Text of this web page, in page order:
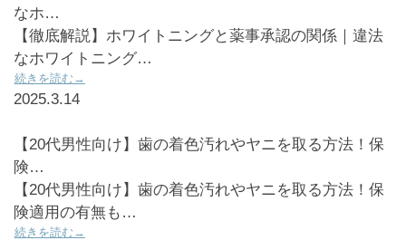
なホ…
【徹底解説】ホワイトニングと薬事承認の関係｜違法
なホワイトニング…
続きを読む→
2025.3.14
【20代男性向け】歯の着色汚れやヤニを取る方法！保
険…
【20代男性向け】歯の着色汚れやヤニを取る方法！保
険適用の有無も…
続きを読む→